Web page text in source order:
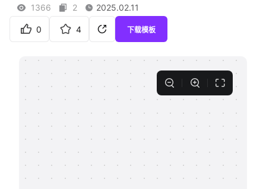
企业服务
客户案例
帮助中心
知识分享社区
1366 2 2025.02.11
0 4 下载模板